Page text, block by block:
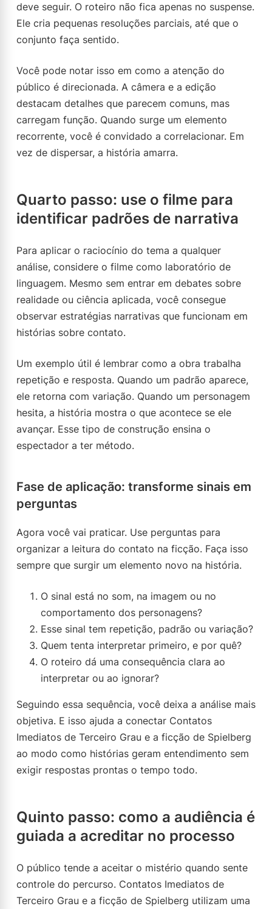
deve seguir. O roteiro não fica apenas no suspense.
Ele cria pequenas resoluções parciais, até que o
conjunto faça sentido.
Você pode notar isso em como a atenção do
público é direcionada. A câmera e a edição
destacam detalhes que parecem comuns, mas
carregam função. Quando surge um elemento
recorrente, você é convidado a correlacionar. Em
vez de dispersar, a história amarra.
Quarto passo: use o filme para
identificar padrões de narrativa
Para aplicar o raciocínio do tema a qualquer
análise, considere o filme como laboratório de
linguagem. Mesmo sem entrar em debates sobre
realidade ou ciência aplicada, você consegue
observar estratégias narrativas que funcionam em
histórias sobre contato.
Um exemplo útil é lembrar como a obra trabalha
repetição e resposta. Quando um padrão aparece,
ele retorna com variação. Quando um personagem
hesita, a história mostra o que acontece se ele
avançar. Esse tipo de construção ensina o
espectador a ter método.
Fase de aplicação: transforme sinais em
perguntas
Agora você vai praticar. Use perguntas para
organizar a leitura do contato na ficção. Faça isso
sempre que surgir um elemento novo na história.
O sinal está no som, na imagem ou no
comportamento dos personagens?
Esse sinal tem repetição, padrão ou variação?
Quem tenta interpretar primeiro, e por quê?
O roteiro dá uma consequência clara ao
interpretar ou ao ignorar?
Seguindo essa sequência, você deixa a análise mais
objetiva. E isso ajuda a conectar Contatos
Imediatos de Terceiro Grau e a ficção de Spielberg
ao modo como histórias geram entendimento sem
exigir respostas prontas o tempo todo.
Quinto passo: como a audiência é
guiada a acreditar no processo
O público tende a aceitar o mistério quando sente
controle do percurso. Contatos Imediatos de
Terceiro Grau e a ficção de Spielberg utilizam uma